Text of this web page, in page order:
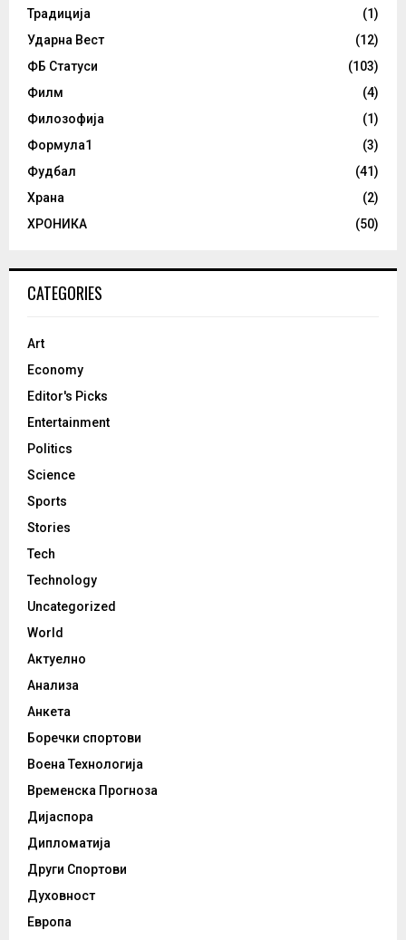
Традиција
(1)
Ударна Вест
(12)
ФБ Статуси
(103)
Филм
(4)
Филозофија
(1)
Формула1
(3)
Фудбал
(41)
Храна
(2)
ХРОНИКА
(50)
CATEGORIES
Art
Economy
Editor's Picks
Entertainment
Politics
Science
Sports
Stories
Tech
Technology
Uncategorized
World
Актуелно
Анализа
Анкета
Боречки спортови
Воена Технологија
Временска Прогноза
Дијаспора
Дипломатија
Други Спортови
Духовност
Европа